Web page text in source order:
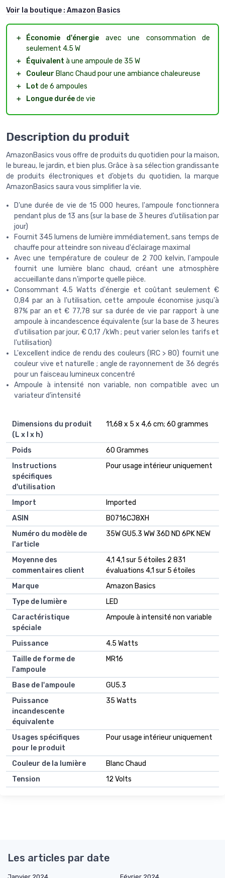
Voir la boutique : Amazon Basics
＋ Économie d'énergie avec une consommation de
seulement 4.5 W
＋
Équivalent à une ampoule de 35 W
＋
Couleur Blanc Chaud pour une ambiance chaleureuse
＋
Lot de 6 ampoules
＋
Longue duréede vie
Description du produit
AmazonBasics vous offre de produits du quotidien pour la maison,
le bureau, le jardin, et bien plus. Grâce à sa sélection grandissante
de produits électroniques et d’objets du quotidien, la marque
AmazonBasics saura vous simplifier la vie.
D'une durée de vie de 15 000 heures, l'ampoule fonctionnera
pendant plus de 13 ans (sur la base de 3 heures d'utilisation par
jour)
Fournit 345 lumens de lumière immédiatement, sans temps de
chauffe pour atteindre son niveau d'éclairage maximal
Avec une température de couleur de 2 700 kelvin, l'ampoule
fournit une lumière blanc chaud, créant une atmosphère
accueillante dans n'importe quelle pièce.
Consommant 4.5 Watts d'énergie et coûtant seulement €
0,84 par an à l'utilisation, cette ampoule économise jusqu'à
87% par an et € 77,78 sur sa durée de vie par rapport à une
ampoule à incandescence équivalente (sur la base de 3 heures
d'utilisation par jour, € 0,17 /kWh ; peut varier selon les tarifs et
l'utilisation)
L'excellent indice de rendu des couleurs (IRC > 80) fournit une
couleur vive et naturelle ; angle de rayonnement de 36 degrés
pour un faisceau lumineux concentré
Ampoule à intensité non variable, non compatible avec un
variateur d’intensité
Dimensions du produit
(L x l x h)
‎11,68 x 5 x 4,6 cm; 60 grammes
Poids
‎60 Grammes
Instructions
spécifiques
d'utilisation
‎Pour usage intérieur uniquement
Import
‎Imported
ASIN
B0716CJ8XH
Numéro du modèle de
l'article
35W GU5.3 WW 36D ND 6PK NEW
Moyenne des
commentaires client
4,1 4,1 sur 5 étoiles 2 831
évaluations 4,1 sur 5 étoiles
Marque
Amazon Basics
Type de lumière
LED
Caractéristique
spéciale
Ampoule à intensité non variable
Puissance
4.5 Watts
Taille de forme de
l'ampoule
MR16
Base de l'ampoule
GU5.3
Puissance
incandescente
équivalente
35 Watts
Usages spécifiques
pour le produit
Pour usage intérieur uniquement
Couleur de la lumière
Blanc Chaud
Tension
12 Volts
Les articles par date